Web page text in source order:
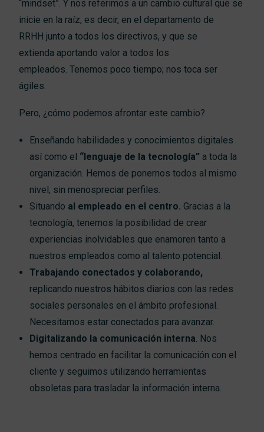
“mindset”. Y nos referimos a un cambio cultural que se
inicie en la raíz, es decir, en el departamento de
RRHH junto a todos los directivos, y que se
extienda aportando valor a todos los
empleados. Tenemos poco tiempo; nos toca ser
ágiles.
Pero, ¿cómo podemos afrontar este cambio?
Enseñando habilidades y conocimientos digitales
así como el “lenguaje de la tecnología” a toda la
organización. Hemos de ponernos todos al mismo
nivel, sin menospreciar perfiles.
Situando al empleado en el centro. Gracias a la
tecnología, tenemos la posibilidad de crear
experiencias inolvidables que enamoren tanto a
nuestros empleados como al talento potencial.
Trabajando conectados y colaborando,
replicando nuestros hábitos diarios con las redes
sociales personales en el ámbito profesional.
Necesitamos estar conectados para avanzar.
Digitalizando la comunicación interna. Nos
hemos centrado en facilitar la comunicación con el
cliente y seguimos utilizando herramientas
obsoletas para trasladar la información interna.